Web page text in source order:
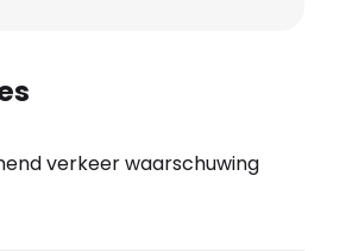
verkeer waarschuwing